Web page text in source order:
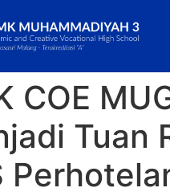
COE
Tuan